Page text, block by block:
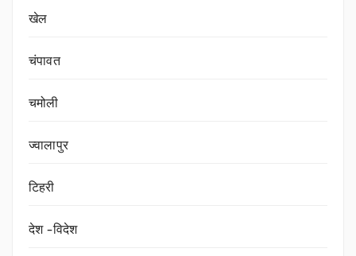
खेल
चंपावत
चमोली
ज्वालापुर
टिहरी
देश -विदेश